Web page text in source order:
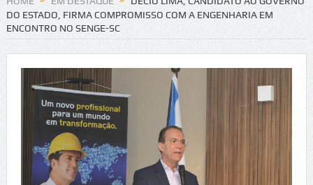
DO ESTADO, FIRMA COMPROMISSO COM A ENGENHARIA EM
ENCONTRO NO SENGE-SC